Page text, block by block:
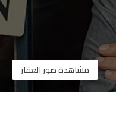
مشاهدة صور العقار